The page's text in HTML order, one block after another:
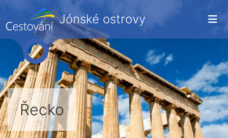
Jónské ostrovy
Řecko